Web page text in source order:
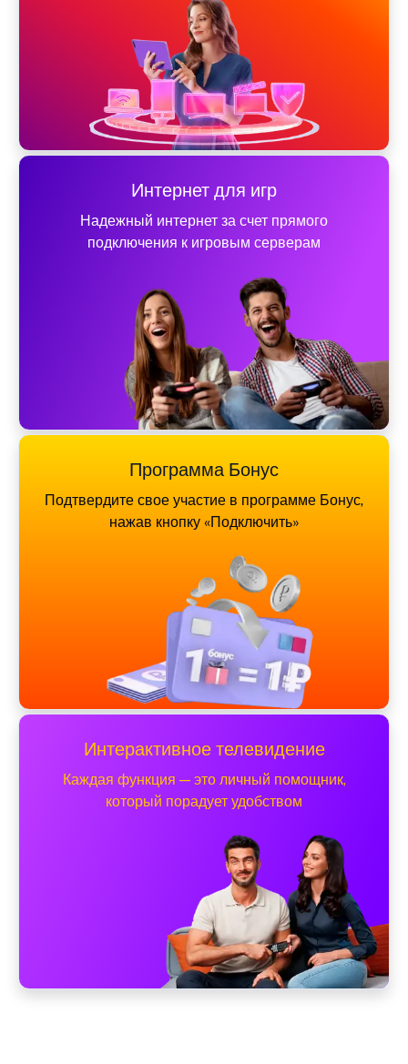
Интернет для игр
Надежный интернет за счет прямого
подключения к игровым серверам
Программа Бонус
Подтвердите свое участие в программе Бонус,
нажав кнопку «Подключить»
Интерактивное телевидение
Каждая функция — это личный помощник,
который порадует удобством